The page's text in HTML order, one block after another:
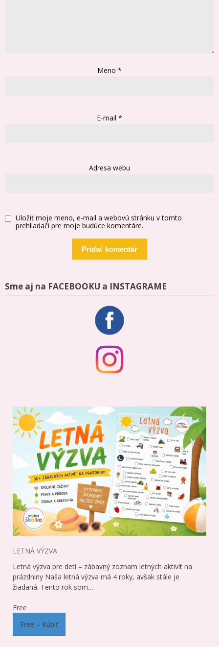
Meno *
E-mail *
Adresa webu
Uložiť moje meno, e-mail a webovú stránku v tomto
prehliadači pre moje budúce komentáre.
Sme aj na FACEBOOKU a INSTAGRAME
LETNÁ VÝZVA
Letná výzva pre deti – zábavný zoznam letných aktivít na
prázdniny Naša letná výzva má 4 roky, avšak stále je
žiadaná. Tento rok som…
Free
Free – Kúpiť